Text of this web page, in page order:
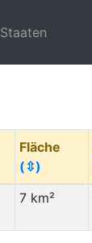
Staaten
Fläche
(⇳)
7 km²